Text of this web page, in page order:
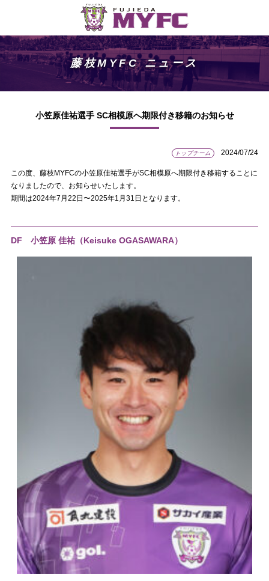
藤枝MYFC ニュース
小笠原佳祐選手 SC相模原へ期限付き移籍のお知らせ
トップチーム 2024/07/24
この度、藤枝MYFCの小笠原佳祐選手がSC相模原へ期限付き移籍することに
なりましたので、お知らせいたします。
期間は2024年7月22日〜2025年1月31日となります。
DF 小笠原 佳祐（Keisuke OGASAWARA）